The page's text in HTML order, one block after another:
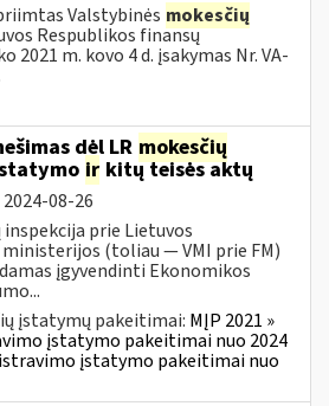
Valstybinės mokesčių
Respublikos finansų
m. kovo 4 d. įsakymas Nr. VA-
dėl LR mokesčių
ir kitų teisės aktų
2024-08-26
prie Lietuvos
(toliau — VMI prie FM)
įgyvendinti Ekonomikos
įstatymų pakeitimai: MĮP 2021 »
įstatymo pakeitimai nuo 2024
įstatymo pakeitimai nuo